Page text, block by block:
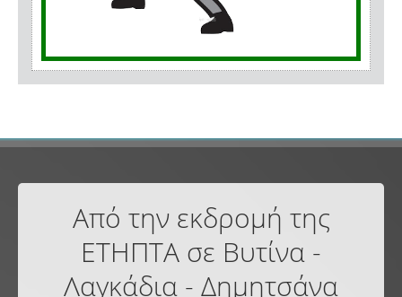
Από την εκδρομή της
ΕΤΗΠΤΑ σε Βυτίνα -
Λαγκάδια - Δημητσάνα